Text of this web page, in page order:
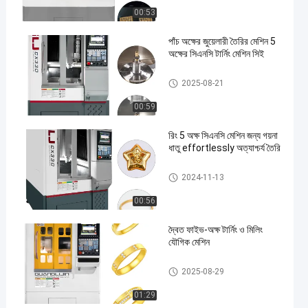
00:53
00:59
পাঁচ অক্ষের জুয়েলারী তৈরির মেশিন 5
অক্ষের সিএনসি টার্নিং মেশিন সিই
Five Axis Industrial CNC Machi
ne
2025-08-21
00:56
রিং 5 অক্ষ সিএনসি মেশিন জন্য গয়না
ধাতু effortlessly অত্যাশ্চর্য তৈরি
Five Axis Industrial CNC Machi
ne
2024-11-13
01:29
দ্বৈত ফাইভ-অক্ষ টার্নিং ও মিলিং
যৌগিক মেশিন
Five Axis Jewelry Carving Mac
hine
2025-08-29